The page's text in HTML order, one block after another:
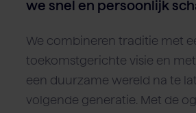
we snel en persoonlijk
We combineren traditie met
toekomstgerichte visie en
een duurzame wereld na te
volgende generatie. Met de